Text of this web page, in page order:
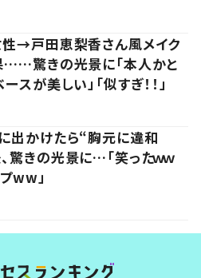
性→戸田恵梨香さん風メイク
……驚きの光景に「本人かと
スが美しい」「似すぎ！！」
出かけたら“胸元に違和
驚きの光景に…「笑ったｗｗ
ww」